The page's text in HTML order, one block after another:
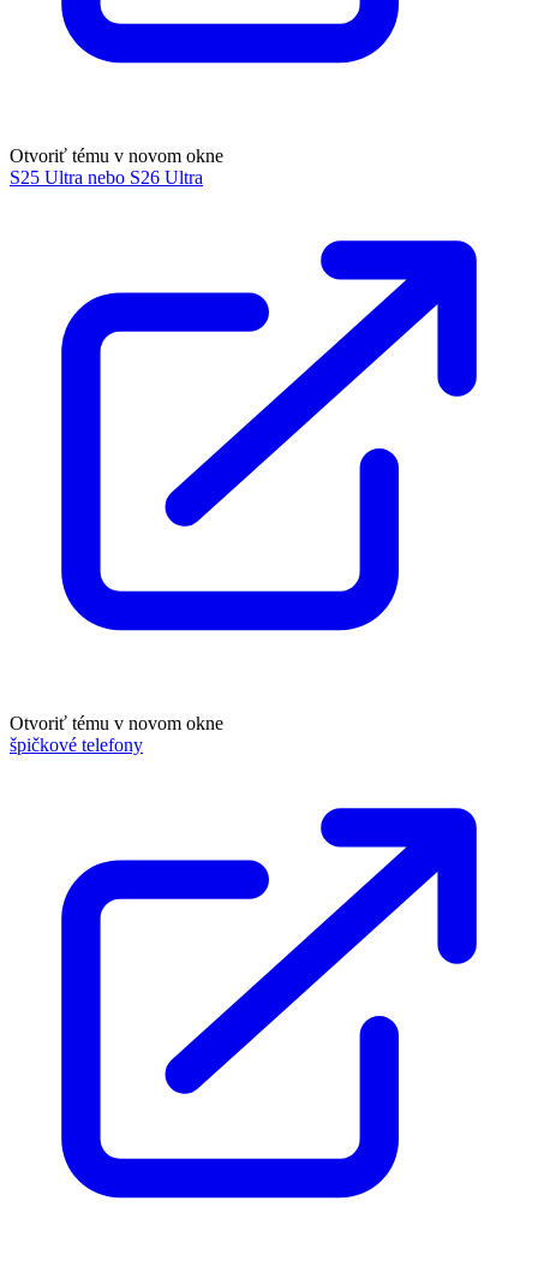
Otvoriť tému v novom okne
S25 Ultra nebo S26 Ultra
Otvoriť tému v novom okne
špičkové telefony